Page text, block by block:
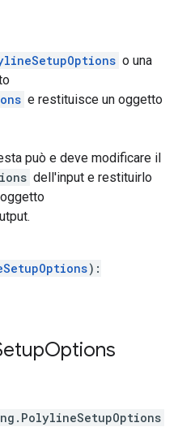
o una
e restituisce un oggetto
può e deve modificare il
dell'input e restituirlo
):
Options
. PolylineSetupOptions